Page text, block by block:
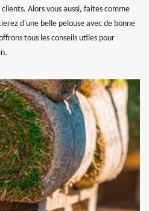
Alors vous aussi, faites comme
d'une belle pelouse avec de bonne
tous les conseils utiles pour